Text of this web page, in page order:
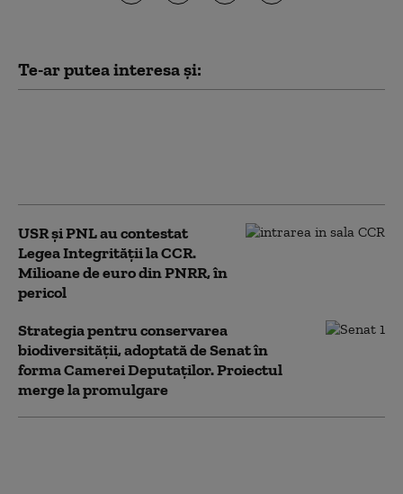
Te-ar putea interesa și:
USR și PNL au contestat
Legea Integrității la CCR.
Milioane de euro din PNRR, în
pericol
Strategia pentru conservarea
biodiversității, adoptată de Senat în
forma Camerei Deputaților. Proiectul
merge la promulgare